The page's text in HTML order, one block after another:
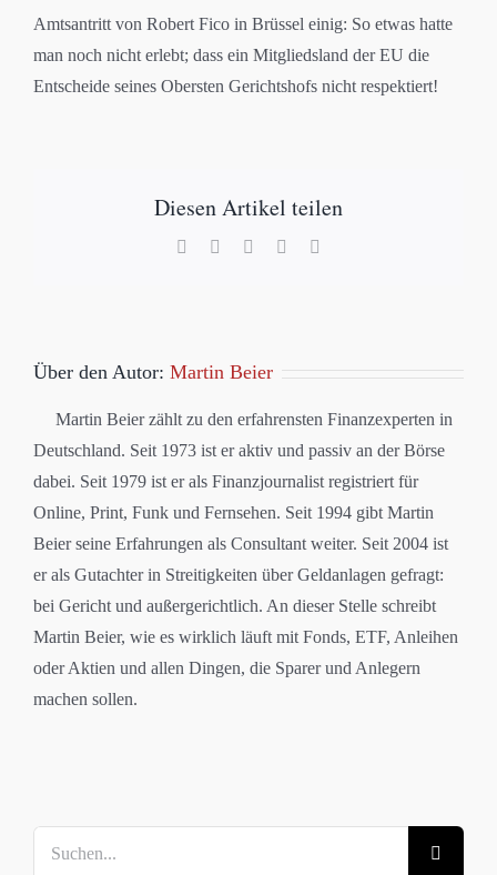
Amtsantritt von Robert Fico in Brüssel einig: So etwas hatte
man noch nicht erlebt; dass ein Mitgliedsland der EU die
Entscheide seines Obersten Gerichtshofs nicht respektiert!
Diesen Artikel teilen
Facebook LinkedInWhatsApp
Über den Autor: Martin Beier
Martin Beier zählt zu den erfahrensten Finanzexperten in
Deutschland. Seit 1973 ist er aktiv und passiv an der Börse
dabei. Seit 1979 ist er als Finanzjournalist registriert für
Online, Print, Funk und Fernsehen. Seit 1994 gibt Martin
Beier seine Erfahrungen als Consultant weiter. Seit 2004 ist
er als Gutachter in Streitigkeiten über Geldanlagen gefragt:
bei Gericht und außergerichtlich. An dieser Stelle schreibt
Martin Beier, wie es wirklich läuft mit Fonds, ETF, Anleihen
oder Aktien und allen Dingen, die Sparer und Anlegern
machen sollen.